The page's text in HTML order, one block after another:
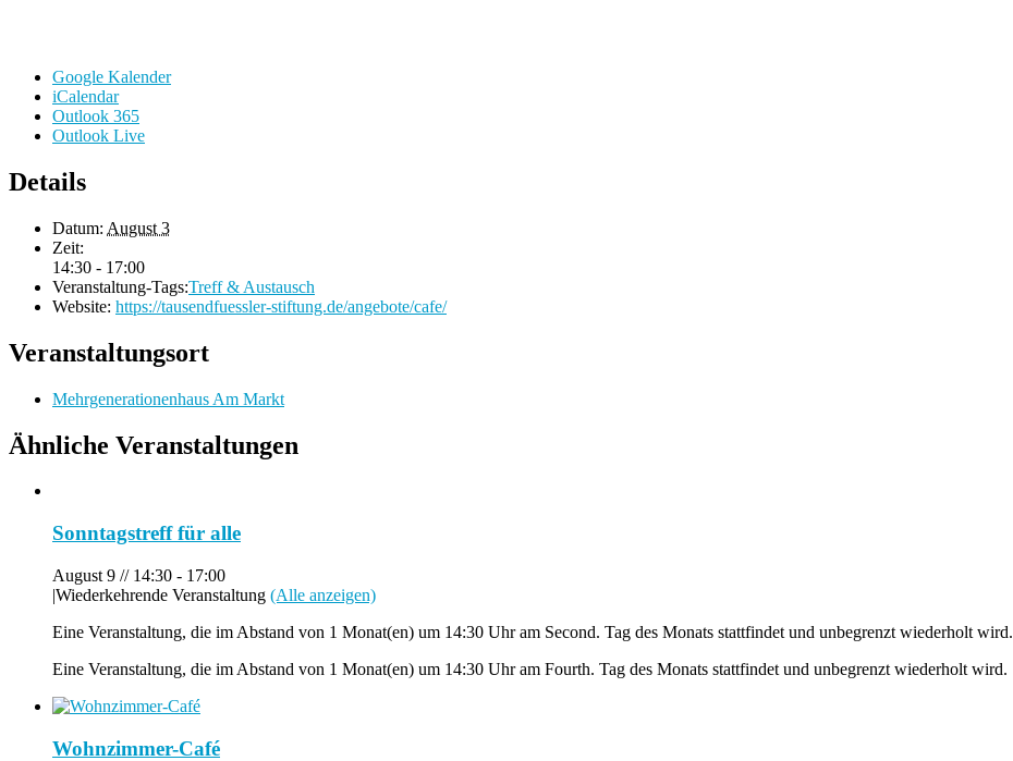
Google Kalender
iCalendar
Outlook 365
Outlook Live
Details
Datum: August 3
Zeit:
14:30 - 17:00
Veranstaltung-Tags:Treff & Austausch
Website: https://tausendfuessler-stiftung.de/angebote/cafe/
Veranstaltungsort
Mehrgenerationenhaus Am Markt
Ähnliche Veranstaltungen
Sonntagstreff für alle
August 9 // 14:30 - 17:00
|Wiederkehrende Veranstaltung (Alle anzeigen)
Eine Veranstaltung, die im Abstand von 1 Monat(en) um 14:30 Uhr am Second. Tag des Monats stattfindet und unbegrenzt wiederholt wird.
Eine Veranstaltung, die im Abstand von 1 Monat(en) um 14:30 Uhr am Fourth. Tag des Monats stattfindet und unbegrenzt wiederholt wird.
Wohnzimmer-Café